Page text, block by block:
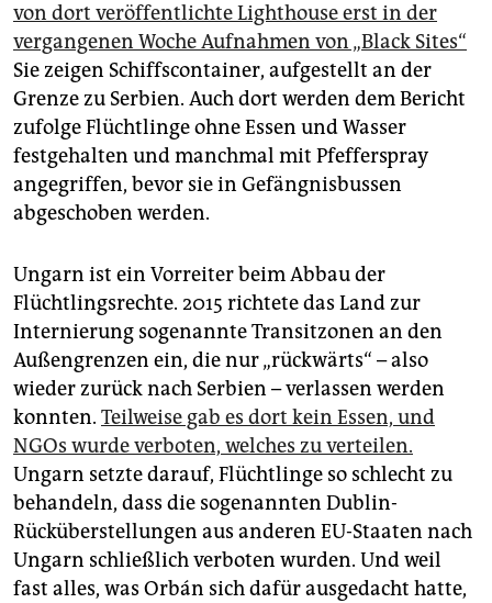
von dort veröffentlichte Lighthouse erst in der
vergangenen Woche Aufnahmen von „Black Sites“
Sie zeigen Schiffscontainer, aufgestellt an der
Grenze zu Serbien. Auch dort werden dem Bericht
zufolge Flüchtlinge ohne Essen und Wasser
festgehalten und manchmal mit Pfefferspray
angegriffen, bevor sie in Gefängnisbussen
abgeschoben werden.
Ungarn ist ein Vorreiter beim Abbau der
Flüchtlingsrechte. 2015 richtete das Land zur
Internierung sogenannte Transitzonen an den
Außengrenzen ein, die nur „rückwärts“ – also
wieder zurück nach Serbien – verlassen werden
konnten. Teilweise gab es dort kein Essen, und
NGOs wurde verboten, welches zu verteilen.
Ungarn setzte darauf, Flüchtlinge so schlecht zu
behandeln, dass die sogenannten Dublin-
Rücküberstellungen aus anderen EU-Staaten nach
Ungarn schließlich verboten wurden. Und weil
fast alles, was Orbán sich dafür ausgedacht hatte,